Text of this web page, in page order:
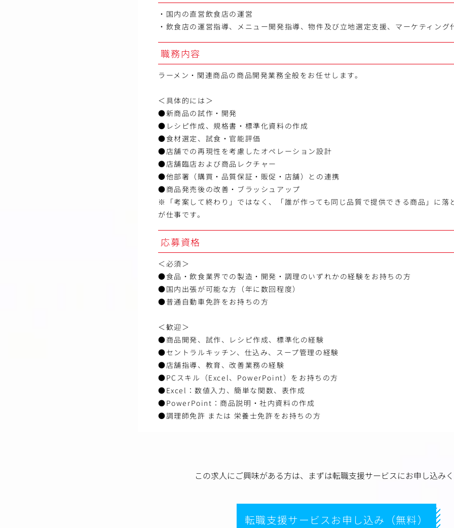
・国内の直営飲食店の運営
・飲食店の運営指導、メニュー開発指導、物件及び立地選定支援、マーケティング
職務内容
ラーメン・関連商品の商品開発業務全般をお任せします。
＜具体的には＞
●新商品の試作・開発
●レシピ作成、規格書・標準化資料の作成
●食材選定、試食・官能評価
●店舗での再現性を考慮したオペレーション設計
●店舗臨店および商品レクチャー
●他部署（購買・品質保証・販促・店舗）との連携
●商品発売後の改善・ブラッシュアップ
※「考案して終わり」ではなく、「誰が作っても同じ品質で提供できる商品」に落
が仕事です。
応募資格
＜必須＞
●食品・飲食業界での製造・開発・調理のいずれかの経験をお持ちの方
●国内出張が可能な方（年に数回程度）
●普通自動車免許をお持ちの方
＜歓迎＞
●商品開発、試作、レシピ作成、標準化の経験
●セントラルキッチン、仕込み、スープ管理の経験
●店舗指導、教育、改善業務の経験
●PCスキル（Excel、PowerPoint）をお持ちの方
●Excel：数値入力、簡単な関数、表作成
●PowerPoint：商品説明・社内資料の作成
●調理師免許 または 栄養士免許をお持ちの方
この求人にご興味がある方は、 まずは転職支援サービスにお申し込み
転職支援サービスお申し込み（無料）